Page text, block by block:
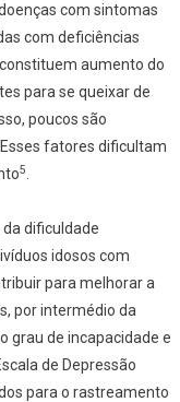
com sintomas
com deficiências
aumento do
para se queixar de
poucos são
fatores dificultam
5
dificuldade
idosos com
para melhorar a
por intermédio da
grau de incapacidade e
de Depressão
para o rastreamento